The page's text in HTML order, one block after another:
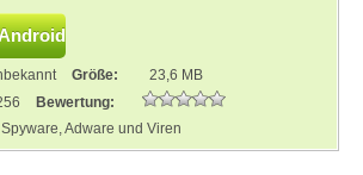
Größe:
23,6 MB
Bewertung:
Adware und Viren